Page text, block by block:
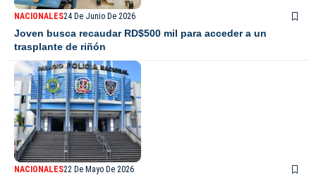
NACIONALES24 De Junio De 2026
Joven busca recaudar RD$500 mil para acceder a un
trasplante de riñón
NACIONALES22 De Mayo De 2026